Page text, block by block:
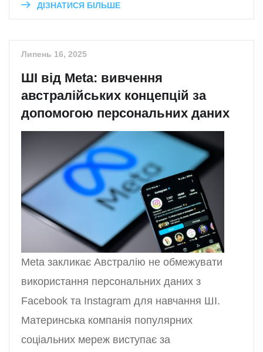
ДІЗНАТИСЯ БІЛЬШЕ
Липень 16, 2025
ШІ від Meta: вивчення
австралійських концепцій за
допомогою персональних даних
Meta закликає Австралію не обмежувати
використання персональних даних з
Facebook та Instagram для навчання ШІ.
Материнська компанія популярних
соціальних мереж виступає за